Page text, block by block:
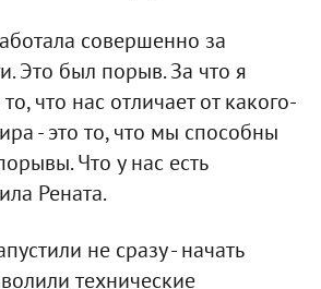
совершенно за
Это был порыв. За что я
что нас отличает от какого-
- это то, что мы способны
Что у нас есть
Рената.
не сразу - начать
технические